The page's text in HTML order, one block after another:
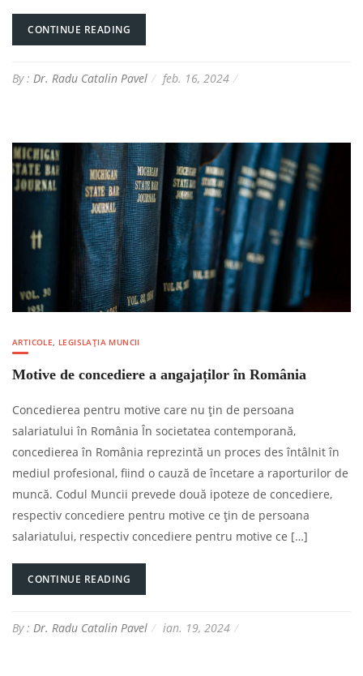
CONTINUE READING
By : Dr. Radu Catalin Pavel feb. 16, 2024
ARTICOLE, LEGISLAȚIA MUNCII
Motive de concediere a angajaților în România
Concedierea pentru motive care nu țin de persoana
salariatului în România În societatea contemporană,
concedierea în România reprezintă un proces des întâlnit în
mediul profesional, fiind o cauză de încetare a raporturilor de
muncă. Codul Muncii prevede două ipoteze de concediere,
respectiv concediere pentru motive ce țin de persoana
salariatului, respectiv concediere pentru motive ce […]
CONTINUE READING
By : Dr. Radu Catalin Pavel ian. 19, 2024